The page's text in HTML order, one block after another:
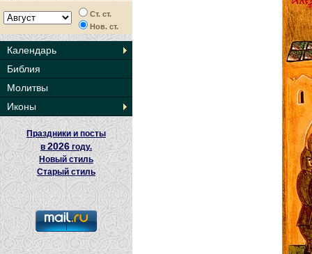
Ст. ст.
Нов. ст.
Календарь
Библия
Молитвы
Иконы
Праздники и посты
в2026 году.
Новый стиль
Старый стиль